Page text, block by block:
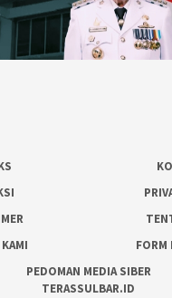
FORM
PEDOMAN MEDIA SIBER
TERASSULBAR.ID